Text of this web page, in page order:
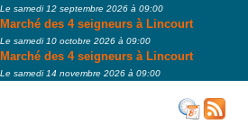
Le samedi 12 septembre 2026 à 09:00
Marché des 4 seigneurs à Lincourt
Le samedi 10 octobre 2026 à 09:00
Marché des 4 seigneurs à Lincourt
Le samedi 14 novembre 2026 à 09:00